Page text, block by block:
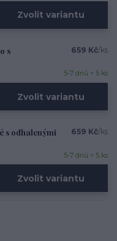
Zvolit variantu
s
659 Kč/ks
5-7 dnů > 5 ks
Zvolit variantu
s odhalenými
659 Kč/ks
5-7 dnů > 5 ks
Zvolit variantu